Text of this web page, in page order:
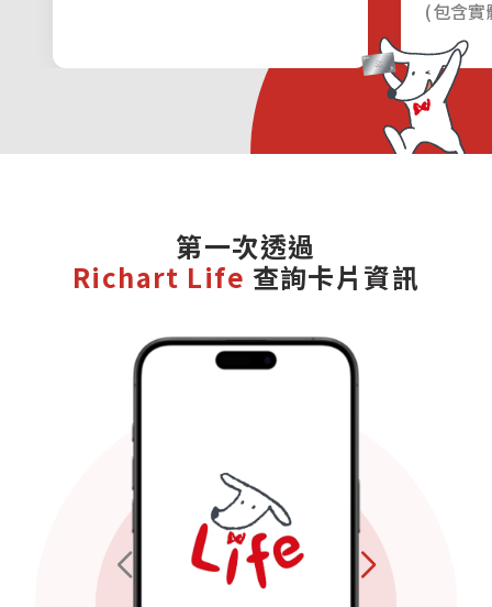
(包含實
*不包含「NCCC 小額支付平台」與
「預借現金功能」
說明
收到實體卡後
至台新銀行任一開卡平台輸入「實體
卡啟用碼」完成實體卡開卡
台新官網、Richart Life App
客服中心、語音開卡
依原開卡機制增加輸入「實體卡啟用
碼」開卡
*實體卡啟用碼：顯示於貼卡單上
特店零利率
分期
(保、學、稅
費)
*目前暫不支援「NCCC小額支付平台」等離線交易服
*非實體過卡交易：係指非透過實體信用卡，於刷卡機以
第一次透過
Richart Life 查詢卡片資訊